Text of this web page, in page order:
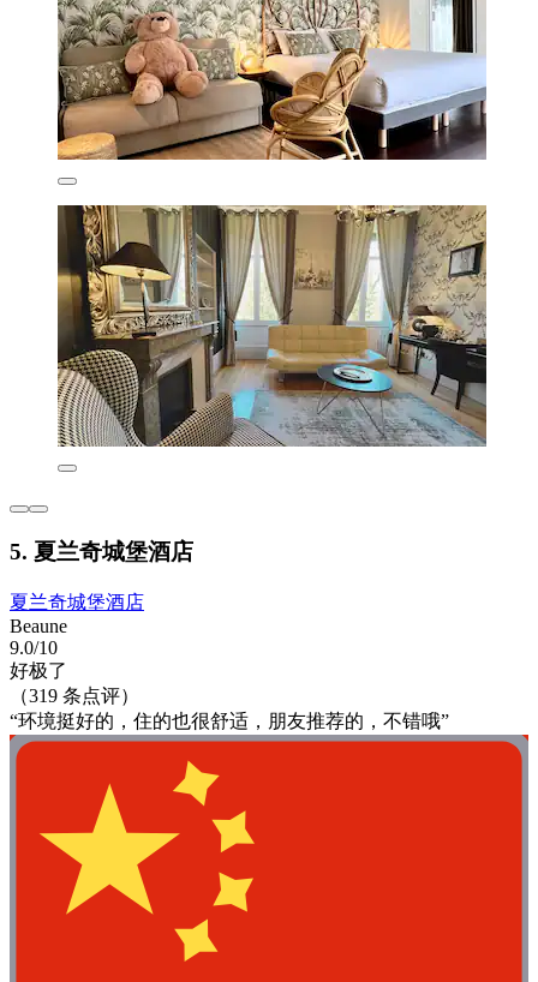
5. 夏兰奇城堡酒店
夏兰奇城堡酒店
Beaune
9.0/10
好极了
（319 条点评）
“环境挺好的，住的也很舒适，朋友推荐的，不错哦”